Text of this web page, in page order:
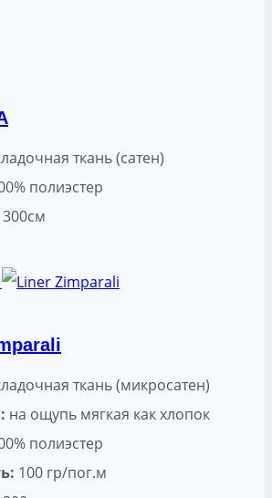
ткань (сатен)
полиэстер
300см
ткань (микросатен)
на ощупь мягкая как хлопок
полиэстер
100 гр/пог.м